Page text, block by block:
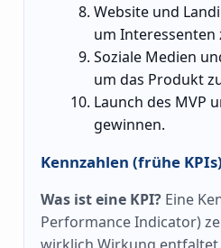
Website und
um Interessenten
Soziale Medien
um das Produkt
Launch des MVP
gewinnen.
Kennzahlen (frühe KPIs)
Was ist eine KPI? Eine
Performance Indicator)